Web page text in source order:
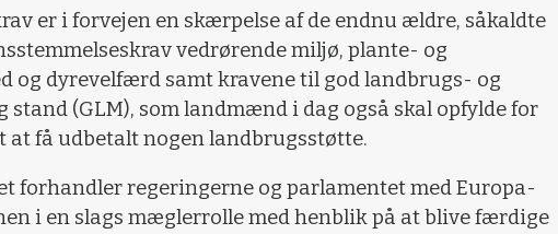
er i forvejen en skærpelse af de endnu ældre, såkaldte
vedrørende miljø, plante- og
og dyrevelfærd samt kravene til god landbrugs- og
(GLM), som landmænd i dag også skal opfylde for
at få udbetalt nogen landbrugsstøtte.
forhandler regeringerne og parlamentet med Europa-
i en slags mæglerrolle med henblik på at blive færdige